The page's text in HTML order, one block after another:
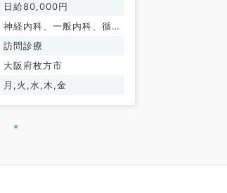
日給80,000円
神経内科、一般内科、循環
器内科、呼吸器内科、消化
器内科、内分泌・代謝内
科、腎臓内科、老年内科、
血液内科、膠原病科
訪問診療
大阪府枚方市
月,火,水,木,金